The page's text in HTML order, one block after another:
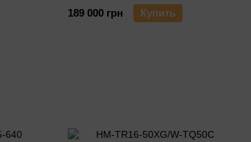
189 000 грн
Купить